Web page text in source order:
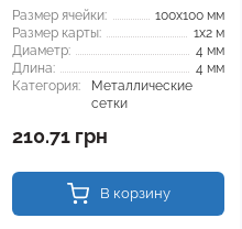
Размер ячейки:
100x100 мм
Размер карты:
1x2 м
Диаметр:
4 мм
Длина:
4 мм
Категория:
Металлические
сетки
210.71 грн
В корзину